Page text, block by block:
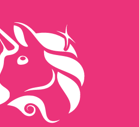
速、安全、簡単に行えます。ライブの